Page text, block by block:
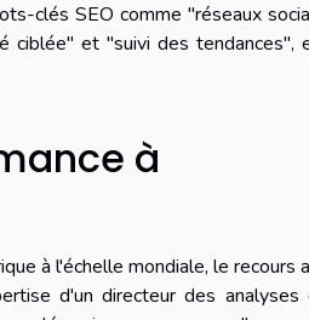
clés SEO comme "réseaux
ciblée" et "suivi des tendances",
à
à l'échelle mondiale, le recours
d'un directeur des analyses